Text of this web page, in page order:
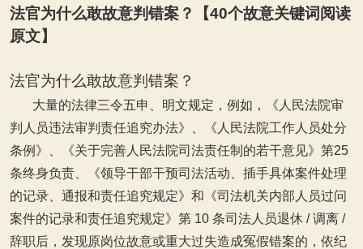
法官为什么敢故意判错案？【40个故意关键词阅读
原文】
法官为什么敢故意判错案？
大量的法律三令五申、明文规定，例如，《人民法院审
判人员违法审判责任追究办法》、《人民法院工作人员处分
条例》、《关于完善人民法院司法责任制的若干意见》第25
条终身负责、《领导干部干预司法活动、插手具体案件处理
的记录、通报和责任追究规定》和《司法机关内部人员过问
案件的记录和责任追究规定》第 10 条司法人员退休 / 调离 /
辞职后，发现原岗位故意或重大过失造成冤假错案的，依纪